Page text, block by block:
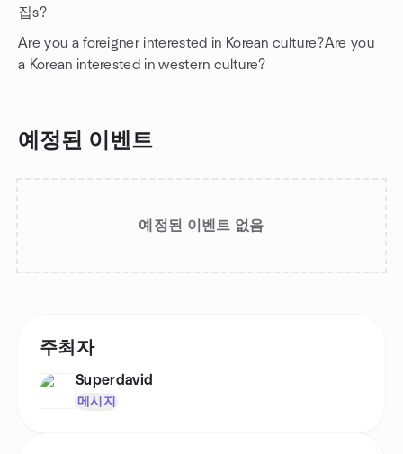
집s?
Are you a foreigner interested in Korean culture?Are you
a Korean interested in western culture?
예정된 이벤트
예정된 이벤트 없음
주최자
Superdavid
메시지